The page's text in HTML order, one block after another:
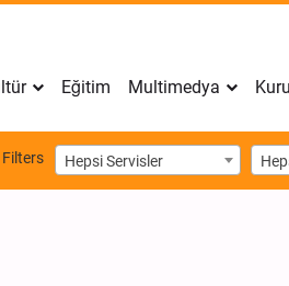
Eğitim Multimedya
Filters Hepsi Servisler